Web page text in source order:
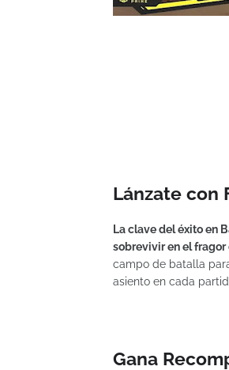
Lánzate con
La clave del éxito en
sobrevivir en el fragor
campo de batalla
asiento en cada
Gana